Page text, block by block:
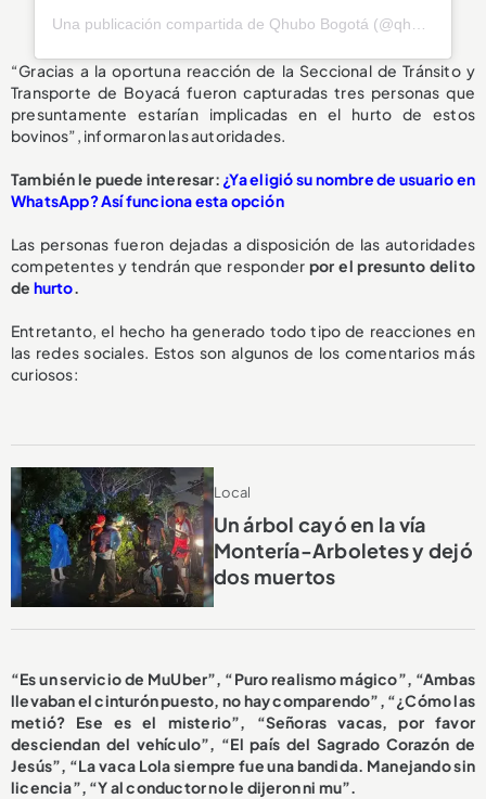
“Gracias a la oportuna reacción de la Seccional de Tránsito y
Transporte de Boyacá fueron capturadas tres personas que
presuntamente estarían implicadas en el hurto de estos
bovinos”, informaron las autoridades.
También le puede interesar: ¿Ya eligió su nombre de usuario en
WhatsApp? Así funciona esta opción
Las personas fueron dejadas a disposición de las autoridades
competentes y tendrán que responder por el presunto delito
de hurto.
Entretanto, el hecho ha generado todo tipo de reacciones en
las redes sociales. Estos son algunos de los comentarios más
curiosos:
Local
Un árbol cayó en la vía
Montería-Arboletes y dejó
dos muertos
“Es un servicio de MuUber”, “Puro realismo mágico”, “Ambas
llevaban el cinturón puesto, no hay comparendo”, “¿Cómo las
metió? Ese es el misterio”, “Señoras vacas, por favor
desciendan del vehículo”, “El país del Sagrado Corazón de
Jesús”, “La vaca Lola siempre fue una bandida. Manejando sin
licencia”, “Y al conductor no le dijeron ni mu”.